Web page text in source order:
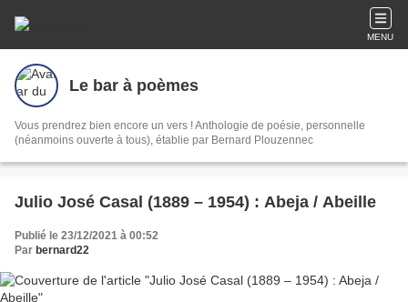
MENU
Le bar à poèmes
Vous prendrez bien encore un vers ! Anthologie de poésie, personnelle
(néanmoins ouverte à tous), établie par Bernard Plouzennec
Julio José Casal (1889 – 1954) : Abeja / Abeille
Publié le 23/12/2021 à 00:52
Par bernard22